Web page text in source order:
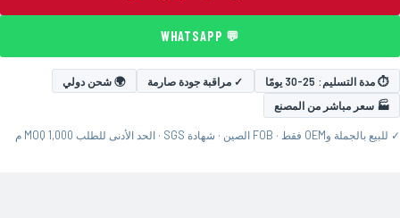
💬 WHATSAPP
⏱ مدة التسليم: 25-30 يومًا ✓ مراقبة جودة صارمة
🌍 شحن دولي
🏭 سعر مباشر من المصنع
✓ للبيع بالجملة وOEM فقط · FOB الصين · شهادة SGS · الحد الأدنى للطلب MOQ 1,000 م